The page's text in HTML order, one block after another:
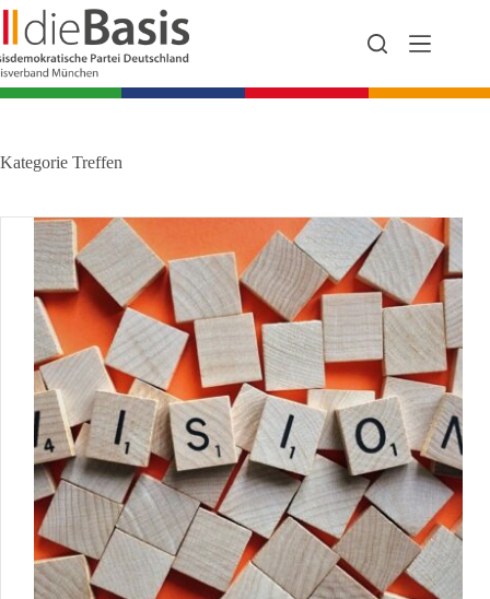
Zum
Inhalt
springen
Kategorie Treffen